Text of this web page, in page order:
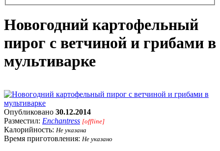
Новогодний картофельный
пирог с ветчиной и грибами в
мультиварке
Опубликовано 30.12.2014
Разместил: Enchantress [offline]
Калорийность: Не указана
Время приготовления: Не указано